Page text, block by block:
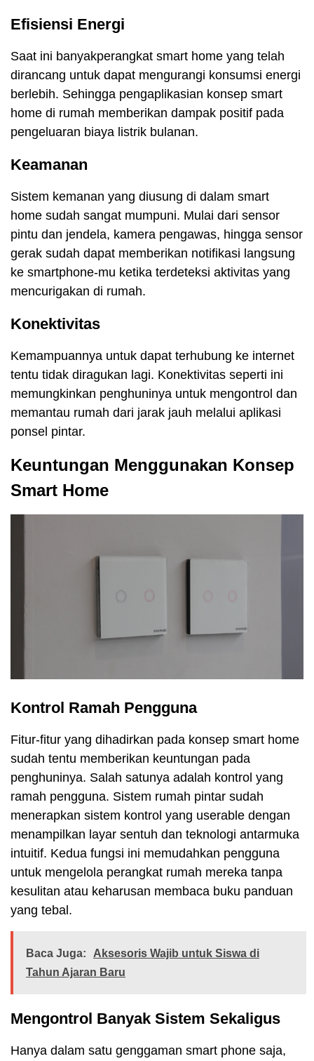
Efisiensi Energi
Saat ini banyakperangkat smart home yang telah
dirancang untuk dapat mengurangi konsumsi energi
berlebih. Sehingga pengaplikasian konsep smart
home di rumah memberikan dampak positif pada
pengeluaran biaya listrik bulanan.
Keamanan
Sistem kemanan yang diusung di dalam smart
home sudah sangat mumpuni. Mulai dari sensor
pintu dan jendela, kamera pengawas, hingga sensor
gerak sudah dapat memberikan notifikasi langsung
ke smartphone-mu ketika terdeteksi aktivitas yang
mencurigakan di rumah.
Konektivitas
Kemampuannya untuk dapat terhubung ke internet
tentu tidak diragukan lagi. Konektivitas seperti ini
memungkinkan penghuninya untuk mengontrol dan
memantau rumah dari jarak jauh melalui aplikasi
ponsel pintar.
Keuntungan Menggunakan Konsep
Smart Home
Kontrol Ramah Pengguna
Fitur-fitur yang dihadirkan pada konsep smart home
sudah tentu memberikan keuntungan pada
penghuninya. Salah satunya adalah kontrol yang
ramah pengguna. Sistem rumah pintar sudah
menerapkan sistem kontrol yang userable dengan
menampilkan layar sentuh dan teknologi antarmuka
intuitif. Kedua fungsi ini memudahkan pengguna
untuk mengelola perangkat rumah mereka tanpa
kesulitan atau keharusan membaca buku panduan
yang tebal.
Baca Juga:
Aksesoris Wajib untuk Siswa di
Tahun Ajaran Baru
Mengontrol Banyak Sistem Sekaligus
Hanya dalam satu genggaman smart phone saja,